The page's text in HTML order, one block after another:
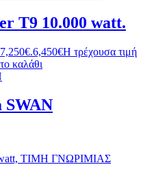
T9 10.000 watt.
6,450€Η τρέχουσα τιμή
καλάθι
SWAN